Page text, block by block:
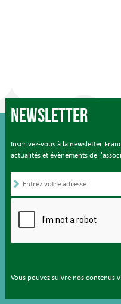
Newsletter
Inscrivez-vous à la newsletter
actualités et évènements de
Vous pouvez suivre nos contenus